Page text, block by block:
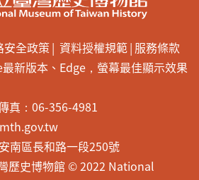
安全政策 資料授權規範 服務條款
新版本、Edge，螢幕最佳顯示效果
真：06-356-4981
南區長和路一段250號
歷史博物館 © 2022 National